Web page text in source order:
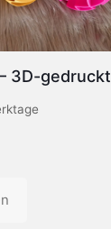
3D-gedruckt